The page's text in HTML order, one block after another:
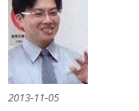
2013-11-05